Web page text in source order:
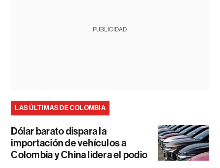
PUBLICIDAD
LAS ÚLTIMAS DE COLOMBIA
Dólar barato dispara la
importación de vehículos a
Colombia y China lidera el podio